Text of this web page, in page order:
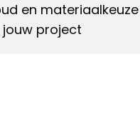
en materiaalkeuze
project